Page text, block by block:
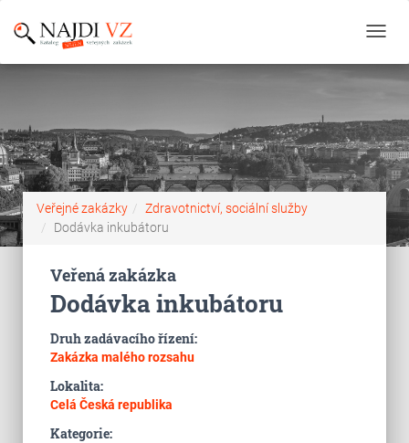
Veřejné zakázky
Zdravotnictví, sociální služby
Dodávka inkubátoru
Veřená zakázka
Dodávka inkubátoru
Druh zadávacího řízení:
Zakázka malého rozsahu
Lokalita:
Celá Česká republika
Kategorie: